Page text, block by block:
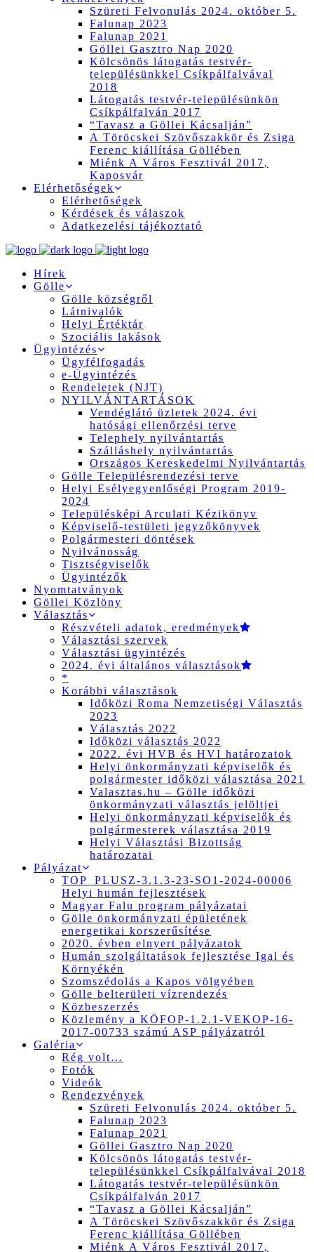
Szüreti Felvonulás 2024. október 5.
Falunap 2023
Falunap 2021
Göllei Gasztro Nap 2020
Kölcsönös látogatás testvér-
településünkkel Csíkpálfalvával
2018
Látogatás testvér-településünkön
Csíkpálfalván 2017
“Tavasz a Göllei Kácsalján”
A Töröcskei Szövőszakkör és Zsiga
Ferenc kiállítása Göllében
Miénk A Város Fesztivál 2017,
Kaposvár
Elérhetőségek
Elérhetőségek
Kérdések és válaszok
Adatkezelési tájékoztató
Hírek
Gölle
Gölle községről
Látnivalók
Helyi Értéktár
Szociális lakások
Ügyintézés
Ügyfélfogadás
e-Ügyintézés
Rendeletek (NJT)
NYILVÁNTARTÁSOK
Vendéglátó üzletek 2024. évi
hatósági ellenőrzési terve
Telephely nyilvántartás
Szálláshely nyilvántartás
Országos Kereskedelmi Nyilvántartás
Gölle Településrendezési terve
Helyi Esélyegyenlőségi Program 2019-
2024
Településképi Arculati Kézikönyv
Képviselő-testületi jegyzőkönyvek
Polgármesteri döntések
Nyilvánosság
Tisztségviselők
Ügyintézők
Nyomtatványok
Göllei Közlöny
Választás
Részvételi adatok, eredmények
Választási szervek
Választási ügyintézés
2024. évi általános választások
*
Korábbi választások
Időközi Roma Nemzetiségi Választás
2023
Választás 2022
Időközi választás 2022
2022. évi HVB és HVI határozatok
Helyi önkormányzati képviselők és
polgármester időközi választása 2021
Valasztas.hu – Gölle időközi
önkormányzati választás jelöltjei
Helyi önkormányzati képviselők és
polgármesterek választása 2019
Helyi Választási Bizottság
határozatai
Pályázat
TOP_PLUSZ-3.1.3-23-SO1-2024-00006
Helyi humán fejlesztések
Magyar Falu program pályázatai
Gölle önkormányzati épületének
energetikai korszerűsítése
2020. évben elnyert pályázatok
Humán szolgáltatások fejlesztése Igal és
Környékén
Szomszédolás a Kapos völgyében
Gölle belterületi vízrendezés
Közbeszerzés
Közlemény a KÖFOP-1.2.1-VEKOP-16-
2017-00733 számú ASP pályázatról
Galéria
Rég volt…
Fotók
Videók
Rendezvények
Szüreti Felvonulás 2024. október 5.
Falunap 2023
Falunap 2021
Göllei Gasztro Nap 2020
Kölcsönös látogatás testvér-
településünkkel Csíkpálfalvával 2018
Látogatás testvér-településünkön
Csíkpálfalván 2017
“Tavasz a Göllei Kácsalján”
A Töröcskei Szövőszakkör és Zsiga
Ferenc kiállítása Göllében
Miénk A Város Fesztivál 2017,